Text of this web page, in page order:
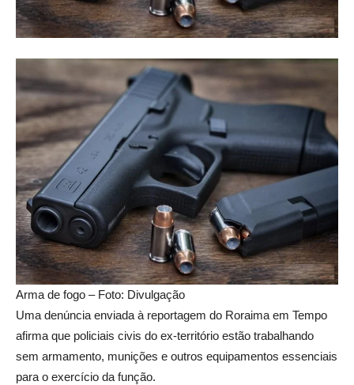
Arma de fogo – Foto: Divulgação
Uma denúncia enviada à reportagem do Roraima em Tempo
afirma que policiais civis do ex-território estão trabalhando
sem armamento, munições e outros equipamentos essenciais
para o exercício da função.